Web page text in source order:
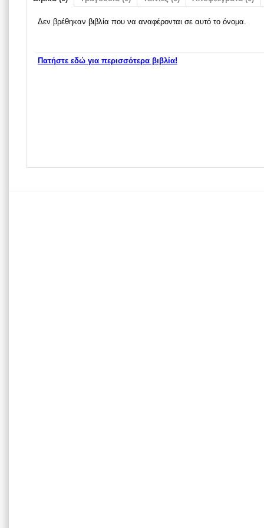
Δεν βρέθηκαν βιβλία που να αναφέρονται σε αυτό το όνομα.
Πατήστε εδώ για περισσότερα βιβλία!